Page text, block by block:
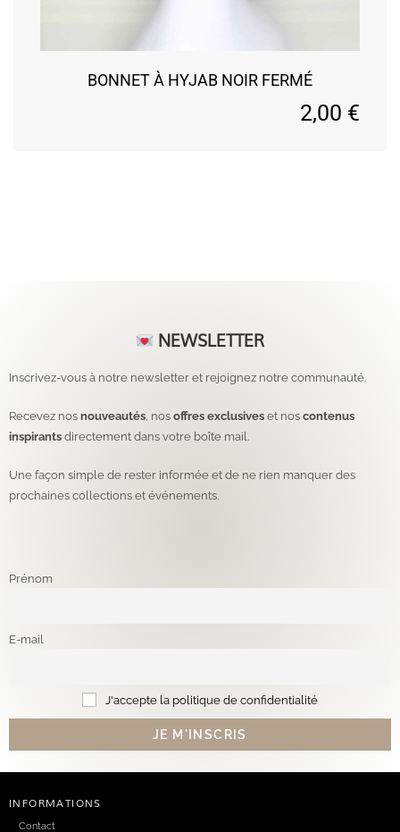
BONNET À HYJAB NOIR FERMÉ
2,00 €
NEWSLETTER
Inscrivez-vous à notre newsletter et rejoignez notre communauté.
Recevez nos nouveautés , nos offres exclusives et nos contenus
inspirants directement dans votre boîte mail.
Une façon simple de rester informée et de ne rien manquer des
prochaines collections et événements.
Prénom
E-mail
J'accepte la politique de confidentialité
INFORMATIONS
Contact